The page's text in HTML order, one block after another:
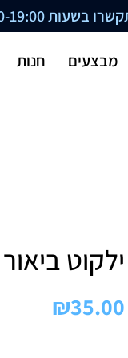
09:00-19:00 לטלפון
מבצעים חנות
ילקוט
₪35.00